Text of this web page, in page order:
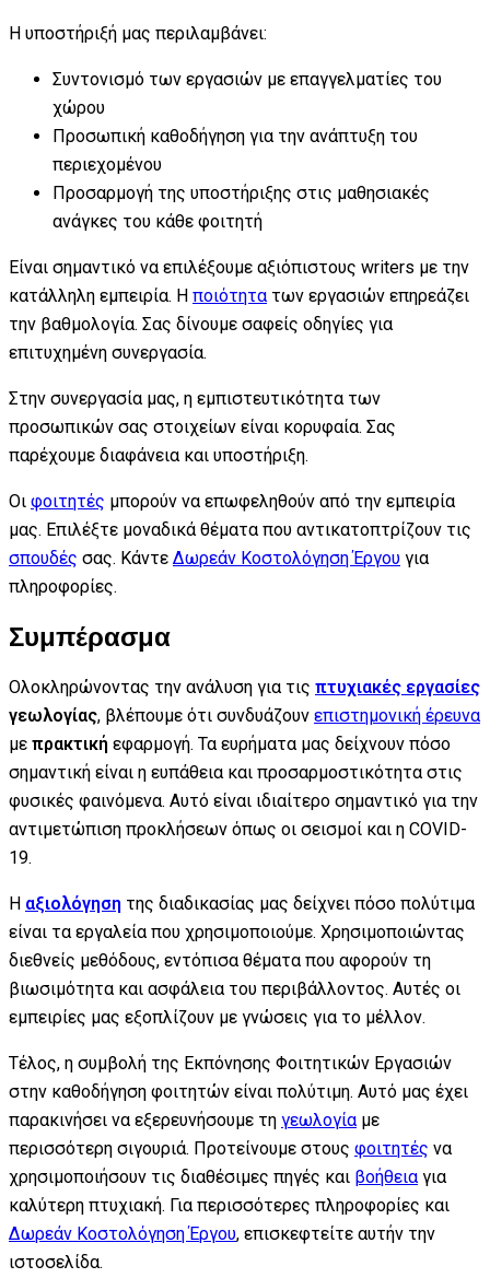
Η υποστήριξή μας περιλαμβάνει:
Συντονισμό των εργασιών με επαγγελματίες του
χώρου
Προσωπική καθοδήγηση για την ανάπτυξη του
περιεχομένου
Προσαρμογή της υποστήριξης στις μαθησιακές
ανάγκες του κάθε φοιτητή
Είναι σημαντικό να επιλέξουμε αξιόπιστους writers με την
κατάλληλη εμπειρία. Η ποιότητατων εργασιών επηρεάζει
την βαθμολογία. Σας δίνουμε σαφείς οδηγίες για
επιτυχημένη συνεργασία.
Στην συνεργασία μας, η εμπιστευτικότητα των
προσωπικών σας στοιχείων είναι κορυφαία. Σας
παρέχουμε διαφάνεια και υποστήριξη.
Οι φοιτητές μπορούν να επωφεληθούν από την εμπειρία
μας. Επιλέξτε μοναδικά θέματα που αντικατοπτρίζουν τις
σπουδές σας. Κάντε Δωρεάν Κοστολόγηση Έργου για
πληροφορίες.
Συμπέρασμα
Ολοκληρώνοντας την ανάλυση για τις πτυχιακές εργασίες
γεωλογίας, βλέπουμε ότι συνδυάζουν επιστημονική έρευνα
με πρακτική εφαρμογή. Τα ευρήματα μας δείχνουν πόσο
σημαντική είναι η ευπάθεια και προσαρμοστικότητα στις
φυσικές φαινόμενα. Αυτό είναι ιδιαίτερο σημαντικό για την
αντιμετώπιση προκλήσεων όπως οι σεισμοί και η COVID-
19.
Η αξιολόγηση της διαδικασίας μας δείχνει πόσο πολύτιμα
είναι τα εργαλεία που χρησιμοποιούμε. Χρησιμοποιώντας
διεθνείς μεθόδους, εντόπισα θέματα που αφορούν τη
βιωσιμότητα και ασφάλεια του περιβάλλοντος. Αυτές οι
εμπειρίες μας εξοπλίζουν με γνώσεις για το μέλλον.
Τέλος, η συμβολή της Εκπόνησης Φοιτητικών Εργασιών
στην καθοδήγηση φοιτητών είναι πολύτιμη. Αυτό μας έχει
παρακινήσει να εξερευνήσουμε τη γεωλογίαμε
περισσότερη σιγουριά. Προτείνουμε στους φοιτητές να
χρησιμοποιήσουν τις διαθέσιμες πηγές και βοήθειαγια
καλύτερη πτυχιακή. Για περισσότερες πληροφορίες και
Δωρεάν Κοστολόγηση Έργου, επισκεφτείτε αυτήν την
ιστοσελίδα.